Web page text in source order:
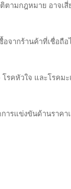
ตามกฎหมาย อาจเสี่
จากร้านค้าที่เชื่อถือ
รคหัวใจ และโรคมะ
ารแข่งขันด้านราคา